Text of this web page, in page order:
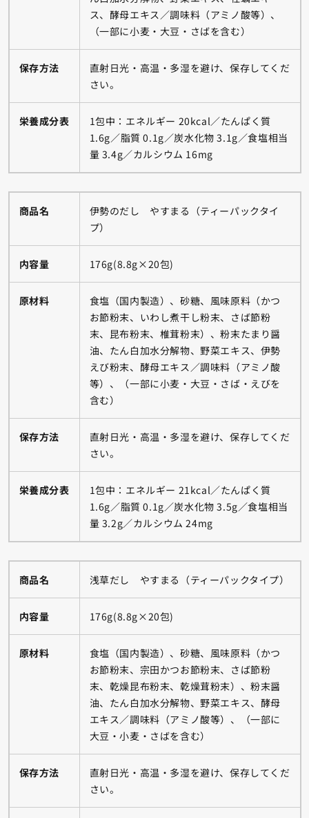
ス、酵母エキス／調味料（アミノ酸等）、
（一部に小麦・大豆・さばを含む）
保存方法
直射日光・高温・多湿を避け、保存してくだ
さい。
栄養成分表
1包中：エネルギー 20kcal／たんぱく質
1.6g／脂質 0.1g／炭水化物 3.1g／食塩相当
量 3.4g／カルシウム 16mg
商品名
伊勢のだし やすまる（ティーパックタイ
プ）
内容量 176g(8.8g×20包)
原材料
食塩（国内製造）、砂糖、風味原料（かつ
お節粉末、いわし煮干し粉末、さば節粉
末、昆布粉末、椎茸粉末）、粉末たまり醤
油、たん白加水分解物、野菜エキス、伊勢
えび粉末、酵母エキス／調味料（アミノ酸
等）、（一部に小麦・大豆・さば・えびを
含む）
保存方法
直射日光・高温・多湿を避け、保存してくだ
さい。
栄養成分表
1包中：エネルギー 21kcal／たんぱく質
1.6g／脂質 0.1g／炭水化物 3.5g／食塩相当
量 3.2g／カルシウム 24mg
商品名 浅草だし やすまる（ティーパックタイプ）
内容量 176g(8.8g×20包)
原材料
食塩（国内製造）、砂糖、風味原料（かつ
お節粉末、宗田かつお節粉末、さば節粉
末、乾燥昆布粉末、乾燥茸粉末）、粉末醤
油、たん白加水分解物、野菜エキス、酵母
エキス／調味料（アミノ酸等）、（一部に
大豆・小麦・さばを含む）
保存方法
直射日光・高温・多湿を避け、保存してくだ
さい。